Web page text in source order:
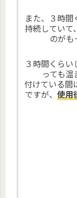
また、３時
持続していて
のが
３時間くら
っても温
付けている間
ですが、 使用